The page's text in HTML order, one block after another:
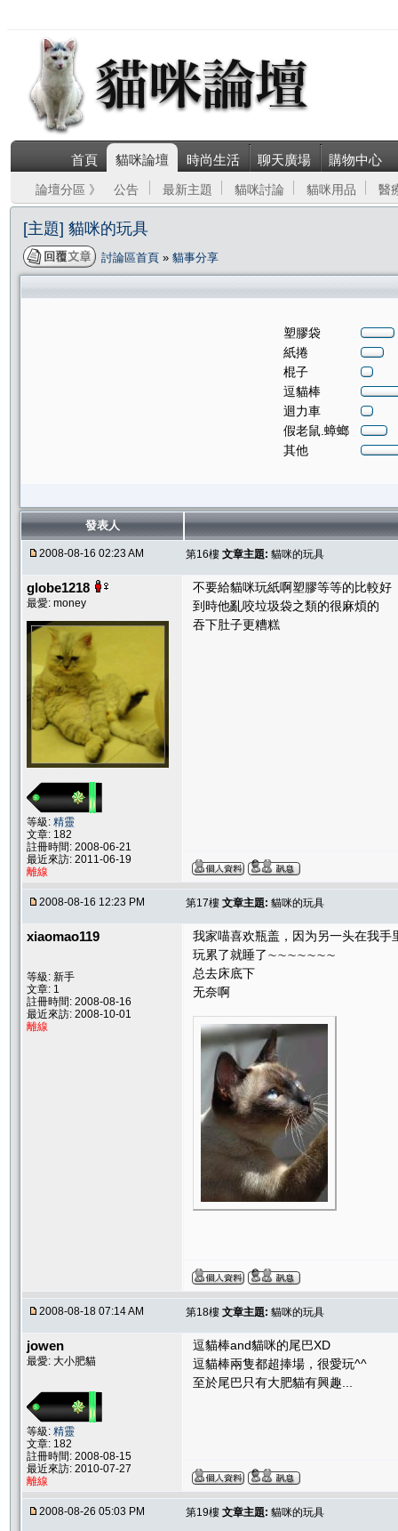
首頁 貓咪論壇 時尚生活 聊天廣場 購物中心
論壇分區 》 公告 最新主題 貓咪討論 貓咪用品 醫
[主題] 貓咪的玩具
討論區首頁 » 貓事分享
塑膠袋
紙捲
棍子
逗貓棒
迴力車
假老鼠.蟑螂
其他
發表人
2008-08-16 02:23 AM 第16樓 文章主題: 貓咪的玩具
globe1218
最愛: money
等級: 精靈
文章: 182
註冊時間: 2008-06-21
最近來訪: 2011-06-19
離線
不要給貓咪玩紙啊塑膠等等的比較好
到時他亂咬垃圾袋之類的很麻煩的
吞下肚子更糟糕
2008-08-16 12:23 PM 第17樓 文章主題: 貓咪的玩具
xiaomao119
等級: 新手
文章: 1
註冊時間: 2008-08-16
最近來訪: 2008-10-01
離線
我家喵喜欢瓶盖，因为另一头在我手
玩累了就睡了∼∼∼∼∼∼∼
总去床底下
无奈啊
2008-08-18 07:14 AM 第18樓 文章主題: 貓咪的玩具
jowen
最愛: 大小肥貓
等級: 精靈
文章: 182
註冊時間: 2008-08-15
最近來訪: 2010-07-27
離線
逗貓棒and貓咪的尾巴XD
逗貓棒兩隻都超捧場，很愛玩^^
至於尾巴只有大肥貓有興趣...
2008-08-26 05:03 PM 第19樓 文章主題: 貓咪的玩具